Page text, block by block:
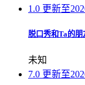
1.0 更新至
脱口秀和Ta的
未知
7.0 更新至